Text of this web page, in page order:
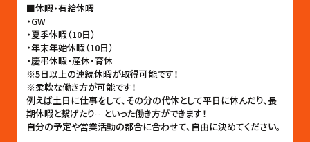
■休暇・有給休暇
・GW
・夏季休暇（10日）
・年末年始休暇（10日）
・慶弔休暇・産休・育休
※5日以上の連続休暇が取得可能です！
※柔軟な働き方が可能です！
例えば土日に仕事をして、その分の代休として平日に休んだり、長
期休暇と繋げたり…といった働き方ができます！
自分の予定や営業活動の都合に合わせて、自由に決めてください。